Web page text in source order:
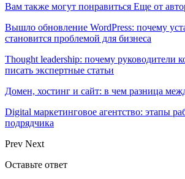
Вам также могут понравиться Еще от
Вышло обновление WordPress: почему
становится проблемой для бизнеса
Thought leadership: почему руководители
писать экспертные статьи
Домен, хостинг и сайт: в чем разница
Digital маркетинговое агентство: этапы
подрядчика
Prev Next
Оставьте ответ